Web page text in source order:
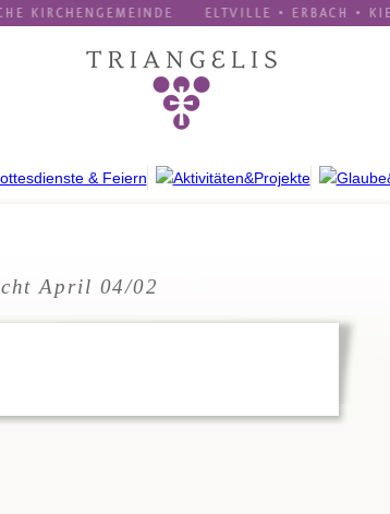
April 04/02